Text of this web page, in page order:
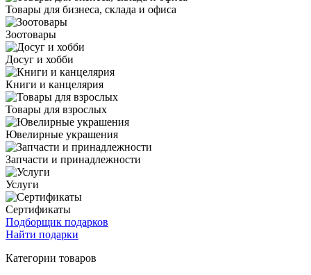
Товары для бизнеса, склада и офиса
Зоотовары
Досуг и хобби
Книги и канцелярия
Товары для взрослых
Ювелирные украшения
Запчасти и принадлежности
Услуги
Сертификаты
Подборщик подарков
Найти подарки
Категории товаров